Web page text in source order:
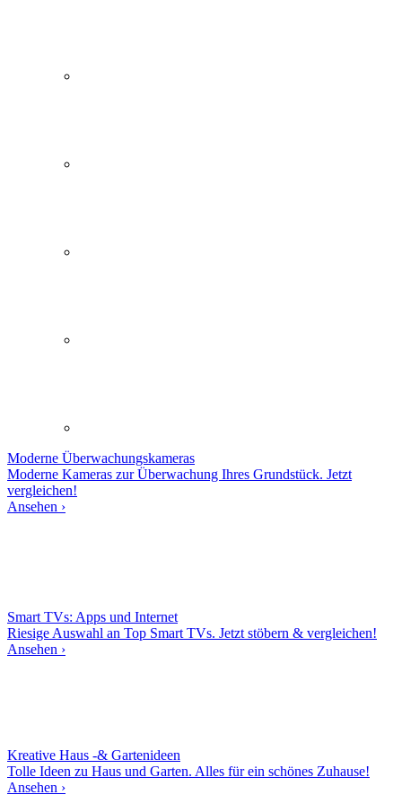
Moderne Überwachungskameras
Moderne Kameras zur Überwachung Ihres Grundstück. Jetzt
vergleichen!
Ansehen ›
Smart TVs: Apps und Internet
Riesige Auswahl an Top Smart TVs. Jetzt stöbern & vergleichen!
Ansehen ›
Kreative Haus -& Gartenideen
Tolle Ideen zu Haus und Garten. Alles für ein schönes Zuhause!
Ansehen ›